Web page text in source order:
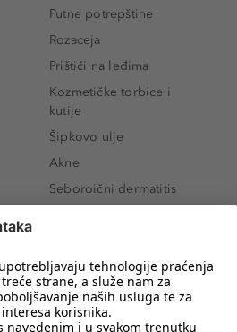
Putne potrepštine
Rozaceja
Prištići na leđima
Kozmetičke torbice i
kutije
Šipkovo ulje
Akne
Seboroični dermatitis
Novo
Koji mi parfem
odgovara?